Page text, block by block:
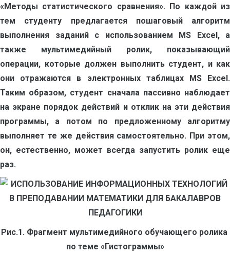
«Методы статистического сравнения». По каждой из
тем студенту предлагается пошаговый алгоритм
выполнения заданий с использованием MS Excel, а
также мультимедийный ролик, показывающий
операции, которые должен выполнить студент, и как
они отражаются в электронных таблицах MS Excel.
Таким образом, студент сначала пассивно наблюдает
на экране порядок действий и отклик на эти действия
программы, а потом по предложенному алгоритму
выполняет те же действия самостоятельно. При этом,
он, естественно, может всегда запустить ролик еще
раз.
Рис.1. Фрагмент мультимедийного обучающего ролика
по теме «Гистограммы»